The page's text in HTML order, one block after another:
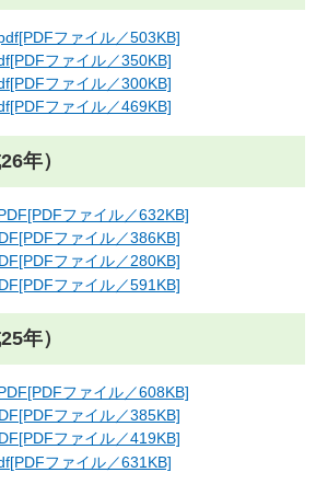
ファイル／503KB]
ファイル／350KB]
ファイル／300KB]
ファイル／469KB]
年）
ファイル／632KB]
ファイル／386KB]
ファイル／280KB]
ファイル／591KB]
年）
ファイル／608KB]
ファイル／385KB]
ファイル／419KB]
ファイル／631KB]